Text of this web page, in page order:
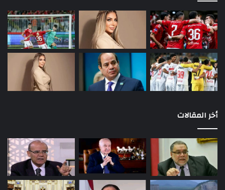
أخر المقالات